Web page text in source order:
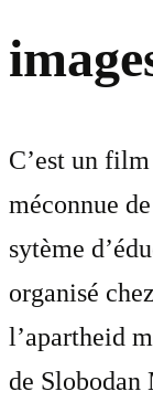
C’est un
méconnue
sytème
organisé
l’apartheid
de Slobodan